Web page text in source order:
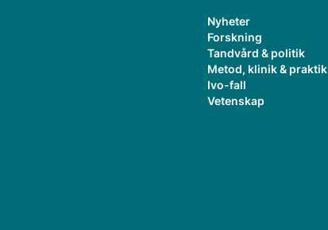
Nyheter
Forskning
Tandvård & politik
Metod, klinik & praktik
Ivo-fall
Vetenskap